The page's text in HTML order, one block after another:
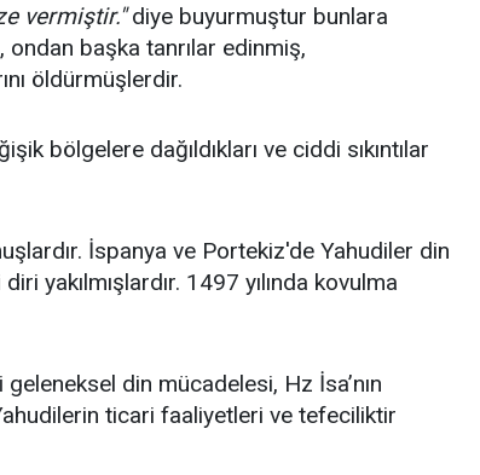
vermiştir."diye buyurmuştur bunlara
başka tanrılar edinmiş,
öldürmüşlerdir.
bölgelere dağıldıkları ve ciddi sıkıntılar
İspanya ve Portekiz'de Yahudiler din
yakılmışlardır. 1497 yılında kovulma
din mücadelesi, Hz İsa’nın
ticari faaliyetleri ve tefeciliktir